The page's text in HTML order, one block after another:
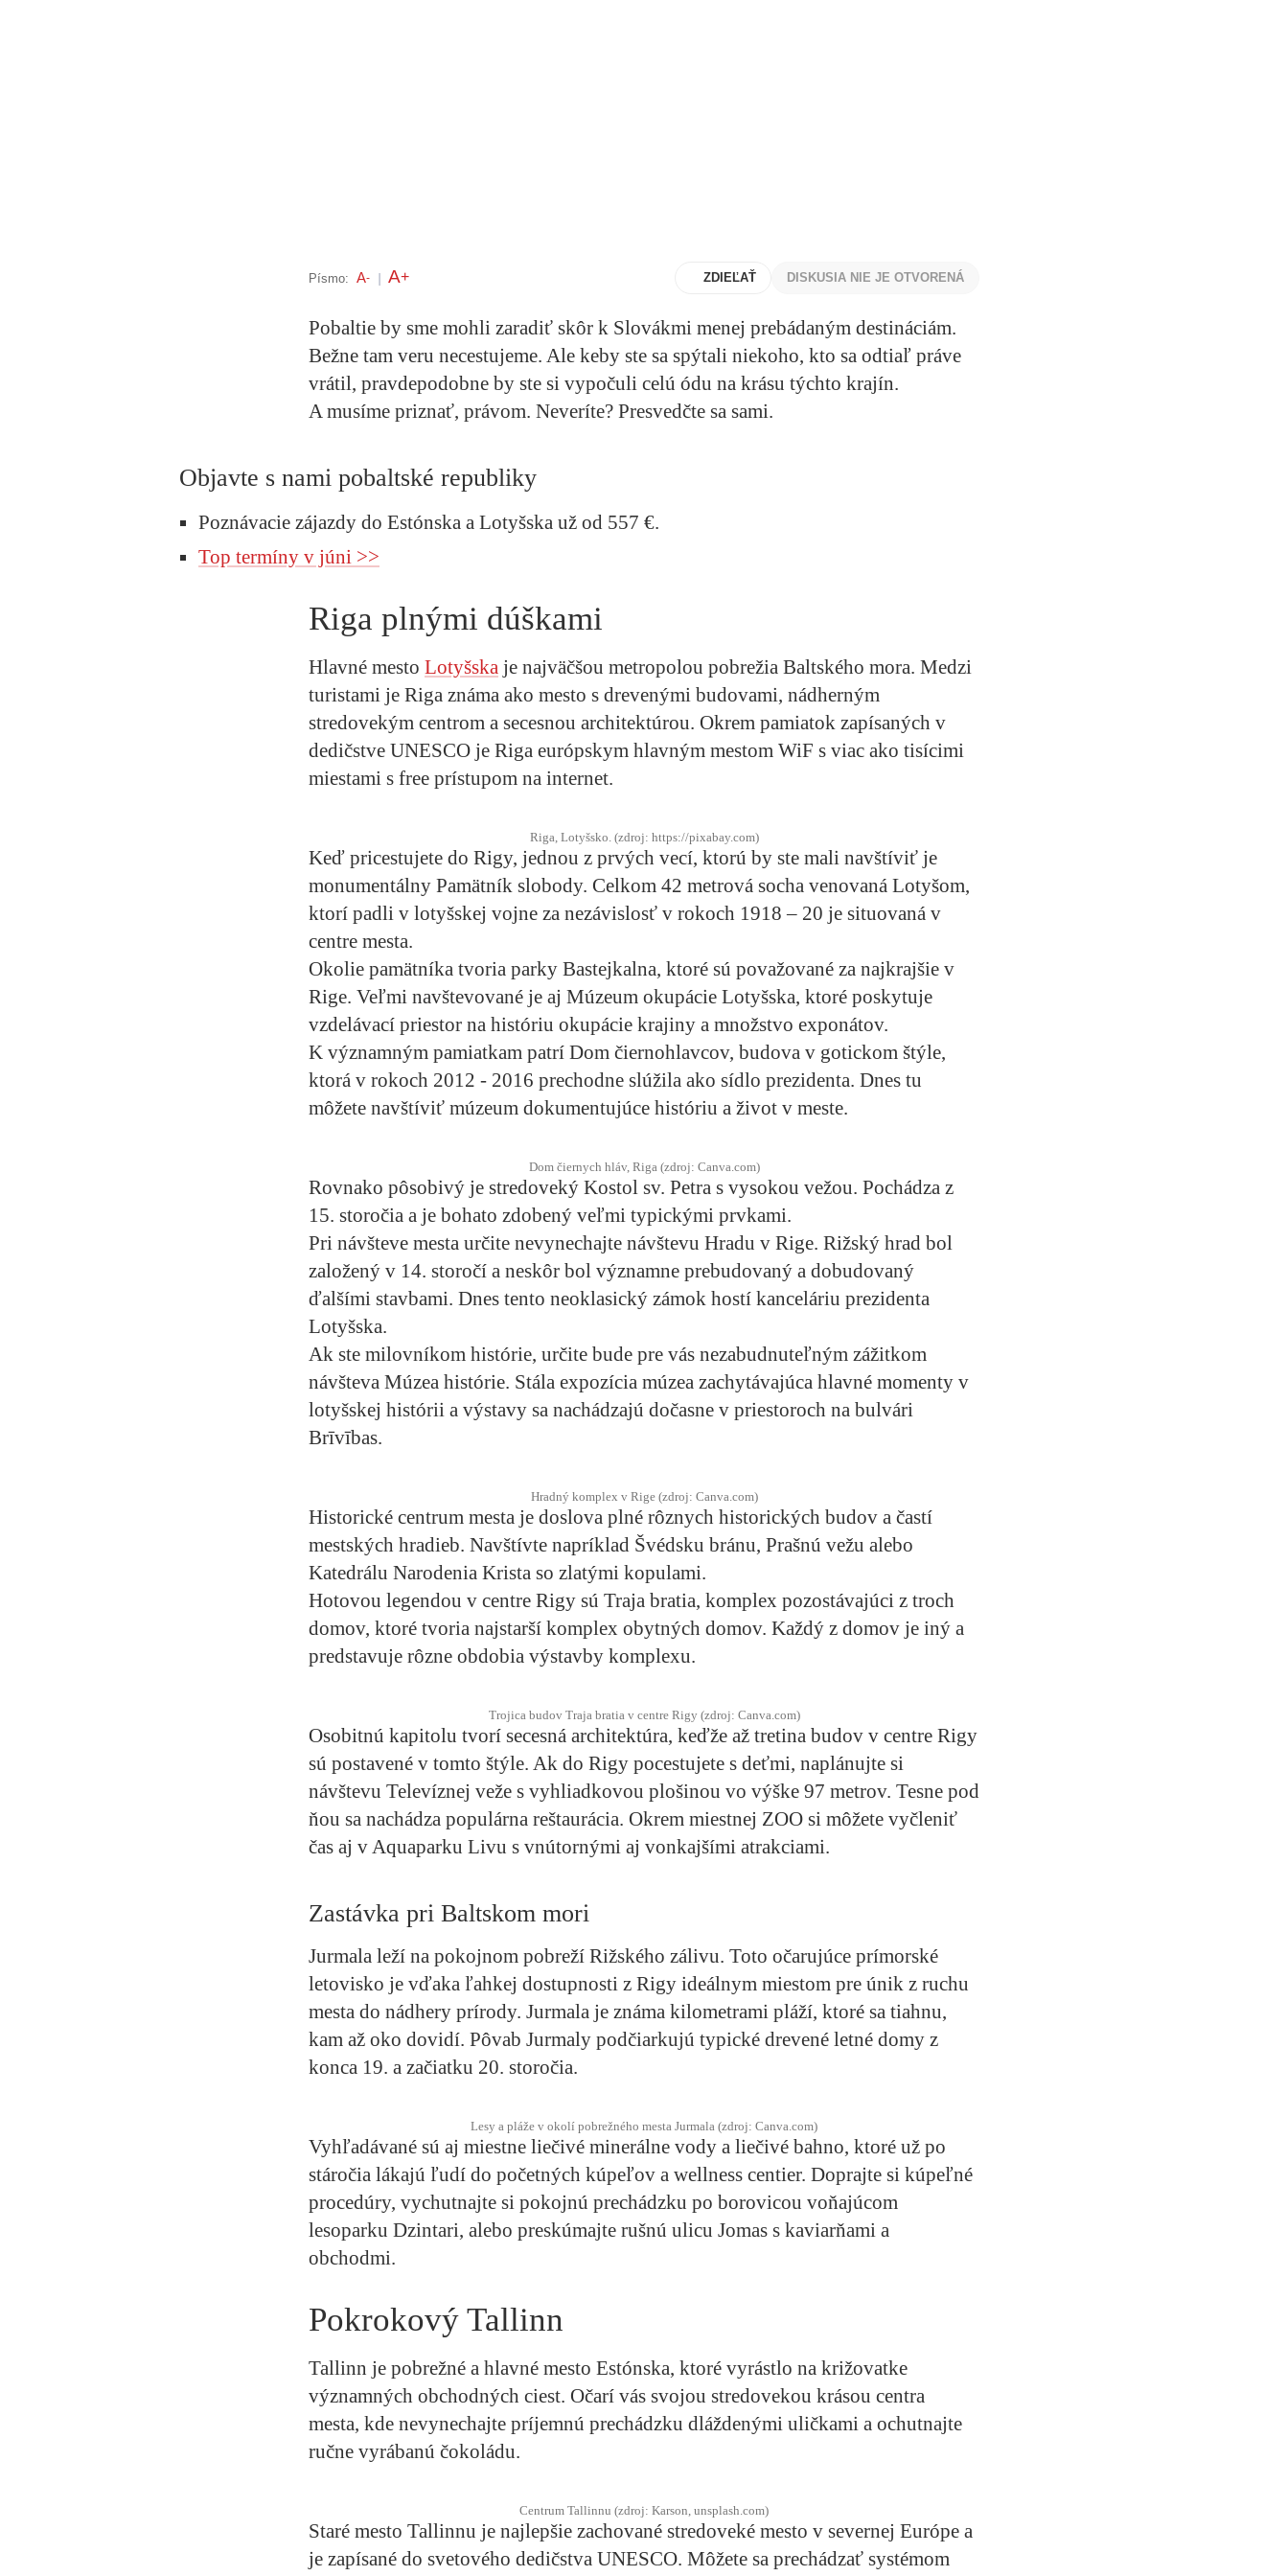
Písmo: A- A+ ZDIEĽAŤ DISKUSIA NIE JE OTVORENÁ
Pobaltie by sme mohli zaradiť skôr k Slovákmi menej prebádaným destináciám.
Bežne tam veru necestujeme. Ale keby ste sa spýtali niekoho, kto sa odtiaľ práve
vrátil, pravdepodobne by ste si vypočuli celú ódu na krásu týchto krajín.
A musíme priznať, právom. Neveríte? Presvedčte sa sami.
Objavte s nami pobaltské republiky
Poznávacie zájazdy do Estónska a Lotyšska už od 557 €.
Top termíny v júni >>
Riga plnými dúškami
Hlavné mesto Lotyšska je najväčšou metropolou pobrežia Baltského mora. Medzi
turistami je Riga známa ako mesto s drevenými budovami, nádherným
stredovekým centrom a secesnou architektúrou. Okrem pamiatok zapísaných v
dedičstve UNESCO je Riga európskym hlavným mestom WiF s viac ako tisícimi
miestami s free prístupom na internet.
Riga, Lotyšsko. (zdroj: https://pixabay.com)
Keď pricestujete do Rigy, jednou z prvých vecí, ktorú by ste mali navštíviť je
monumentálny Pamätník slobody. Celkom 42 metrová socha venovaná Lotyšom,
ktorí padli v lotyšskej vojne za nezávislosť v rokoch 1918 – 20 je situovaná v
centre mesta.
Okolie pamätníka tvoria parky Bastejkalna, ktoré sú považované za najkrajšie v
Rige. Veľmi navštevované je aj Múzeum okupácie Lotyšska, ktoré poskytuje
vzdelávací priestor na históriu okupácie krajiny a množstvo exponátov.
K významným pamiatkam patrí Dom čiernohlavcov, budova v gotickom štýle,
ktorá v rokoch 2012 - 2016 prechodne slúžila ako sídlo prezidenta. Dnes tu
môžete navštíviť múzeum dokumentujúce históriu a život v meste.
Dom čiernych hláv, Riga (zdroj: Canva.com)
Rovnako pôsobivý je stredoveký Kostol sv. Petra s vysokou vežou. Pochádza z
15. storočia a je bohato zdobený veľmi typickými prvkami.
Pri návšteve mesta určite nevynechajte návštevu Hradu v Rige. Rižský hrad bol
založený v 14. storočí a neskôr bol významne prebudovaný a dobudovaný
ďalšími stavbami. Dnes tento neoklasický zámok hostí kanceláriu prezidenta
Lotyšska.
Ak ste milovníkom histórie, určite bude pre vás nezabudnuteľným zážitkom
návšteva Múzea histórie. Stála expozícia múzea zachytávajúca hlavné momenty v
lotyšskej histórii a výstavy sa nachádzajú dočasne v priestoroch na bulvári
Brīvības.
Hradný komplex v Rige (zdroj: Canva.com)
Historické centrum mesta je doslova plné rôznych historických budov a častí
mestských hradieb. Navštívte napríklad Švédsku bránu, Prašnú vežu alebo
Katedrálu Narodenia Krista so zlatými kopulami.
Hotovou legendou v centre Rigy sú Traja bratia, komplex pozostávajúci z troch
domov, ktoré tvoria najstarší komplex obytných domov. Každý z domov je iný a
predstavuje rôzne obdobia výstavby komplexu.
Trojica budov Traja bratia v centre Rigy (zdroj: Canva.com)
Osobitnú kapitolu tvorí secesná architektúra, keďže až tretina budov v centre Rigy
sú postavené v tomto štýle. Ak do Rigy pocestujete s deťmi, naplánujte si
návštevu Televíznej veže s vyhliadkovou plošinou vo výške 97 metrov. Tesne pod
ňou sa nachádza populárna reštaurácia. Okrem miestnej ZOO si môžete vyčleniť
čas aj v Aquaparku Livu s vnútornými aj vonkajšími atrakciami.
Zastávka pri Baltskom mori
Jurmala leží na pokojnom pobreží Rižského zálivu. Toto očarujúce prímorské
letovisko je vďaka ľahkej dostupnosti z Rigy ideálnym miestom pre únik z ruchu
mesta do nádhery prírody. Jurmala je známa kilometrami pláží, ktoré sa tiahnu,
kam až oko dovidí. Pôvab Jurmaly podčiarkujú typické drevené letné domy z
konca 19. a začiatku 20. storočia.
Lesy a pláže v okolí pobrežného mesta Jurmala (zdroj: Canva.com)
Vyhľadávané sú aj miestne liečivé minerálne vody a liečivé bahno, ktoré už po
stáročia lákajú ľudí do početných kúpeľov a wellness centier. Doprajte si kúpeľné
procedúry, vychutnajte si pokojnú prechádzku po borovicou voňajúcom
lesoparku Dzintari, alebo preskúmajte rušnú ulicu Jomas s kaviarňami a
obchodmi.
Pokrokový Tallinn
Tallinn je pobrežné a hlavné mesto Estónska, ktoré vyrástlo na križovatke
významných obchodných ciest. Očarí vás svojou stredovekou krásou centra
mesta, kde nevynechajte príjemnú prechádzku dláždenými uličkami a ochutnajte
ručne vyrábanú čokoládu.
Centrum Tallinnu (zdroj: Karson, unsplash.com)
Staré mesto Tallinnu je najlepšie zachované stredoveké mesto v severnej Európe a
je zapísané do svetového dedičstva UNESCO. Môžete sa prechádzať systémom